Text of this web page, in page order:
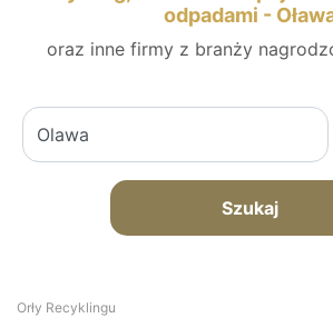
odpadami -
oraz inne firmy z branży
Szukaj
Orły Recyklingu